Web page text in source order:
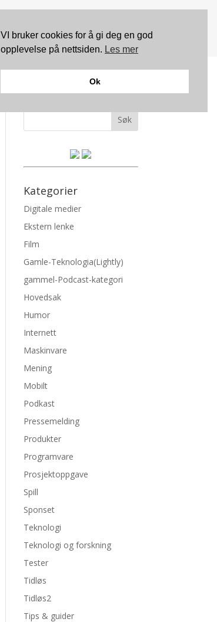
Søk
Kategorier
Digitale medier
Ekstern lenke
Film
Gamle-Teknologia(Lightly)
gammel-Podcast-kategori
Hovedsak
Humor
Internett
Maskinvare
Mening
Mobilt
Podkast
Pressemelding
Produkter
Programvare
Prosjektoppgave
Spill
Sponset
Teknologi
Teknologi og forskning
Tester
Tidløs
Tidløs2
Tips & guider
VI bruker cookies for å gi deg en god
opplevelse på nettsiden. Les mer
Ok